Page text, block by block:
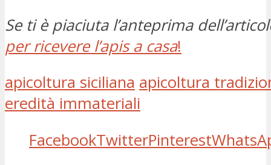
Se ti è piaciuta l’anteprima
per ricevere l’apis a casa!
apicoltura siciliana apicoltura
eredità immateriali
FacebookTwitterPinterest